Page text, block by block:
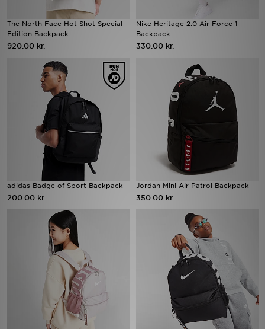
The North Face Hot Shot Special
Edition Backpack
920.00 kr.
Nike Heritage 2.0 Air Force 1
Backpack
330.00 kr.
adidas Badge of Sport Backpack
200.00 kr.
Jordan Mini Air Patrol Backpack
350.00 kr.
Hjælp & information
JD Blog